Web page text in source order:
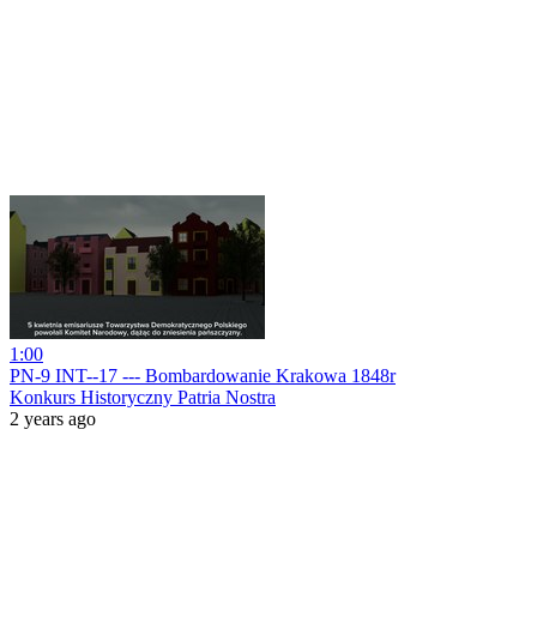
1:00
PN-9 INT--17 --- Bombardowanie Krakowa 1848r
Konkurs Historyczny Patria Nostra
2 years ago